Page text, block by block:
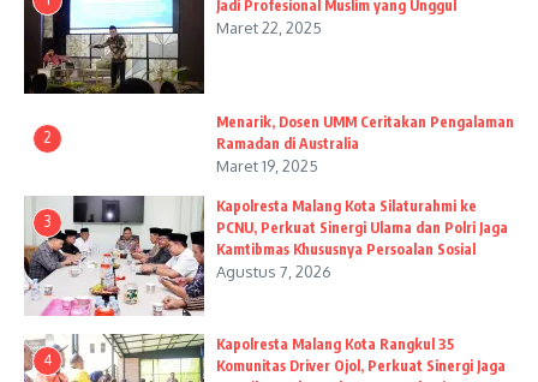
Jadi Profesional Muslim yang Unggul
Maret 22, 2025
2
Menarik, Dosen UMM Ceritakan Pengalaman
Ramadan di Australia
Maret 19, 2025
3
Kapolresta Malang Kota Silaturahmi ke
PCNU, Perkuat Sinergi Ulama dan Polri Jaga
Kamtibmas Khususnya Persoalan Sosial
Agustus 7, 2026
4
Kapolresta Malang Kota Rangkul 35
Komunitas Driver Ojol, Perkuat Sinergi Jaga